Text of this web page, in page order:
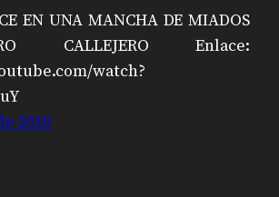
EN UNA MANCHA DE MIADOS
CALLEJERO Enlace:
watch?
2010